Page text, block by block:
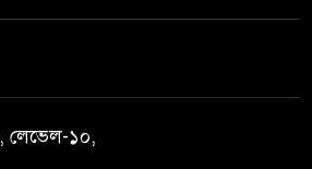
লেভেল-১০,